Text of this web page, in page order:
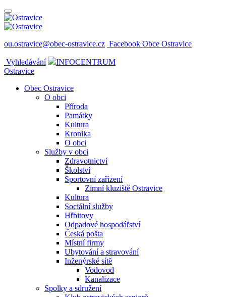
ou.ostravice@obec-ostravice.cz Facebook Obce Ostravice
Vyhledávání
INFOCENTRUM
Ostravice
Obec Ostravice
O obci
Příroda
Památky
Kultura
Kronika
O obci
Služby v obci
Zdravotnictví
Školství
Sportovní zařízení
Zimní kluziště Ostravice
Kultura
Sociální služby
Hřbitovy
Odpadové hospodářství
Česká pošta
Místní firmy
Ubytování a stravování
Inženýrské sítě
Vodovod
Kanalizace
Spolky a sdružení